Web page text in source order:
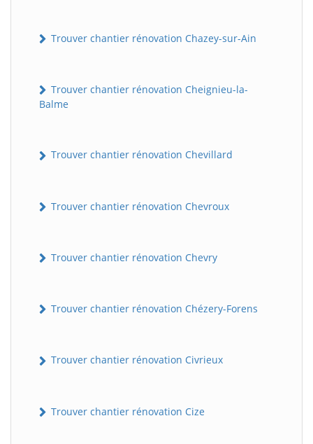
Trouver chantier rénovation Chazey-sur-Ain
Trouver chantier rénovation Cheignieu-la-
Balme
Trouver chantier rénovation Chevillard
Trouver chantier rénovation Chevroux
Trouver chantier rénovation Chevry
Trouver chantier rénovation Chézery-Forens
Trouver chantier rénovation Civrieux
Trouver chantier rénovation Cize
B Assistant en ligne